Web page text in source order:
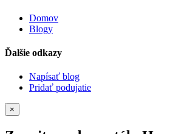
Domov
Blogy
Ďalšie odkazy
Napísať blog
Pridať podujatie
×